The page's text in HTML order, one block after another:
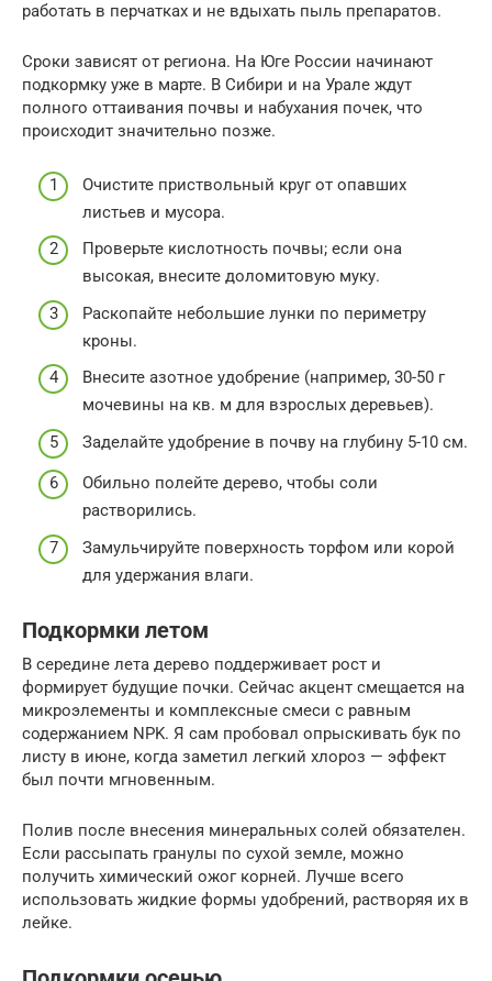
работать в перчатках и не вдыхать пыль препаратов.
Сроки зависят от региона. На Юге России начинают
подкормку уже в марте. В Сибири и на Урале ждут
полного оттаивания почвы и набухания почек, что
происходит значительно позже.
Очистите приствольный круг от опавших
листьев и мусора.
Проверьте кислотность почвы; если она
высокая, внесите доломитовую муку.
Раскопайте небольшие лунки по периметру
кроны.
Внесите азотное удобрение (например, 30-50 г
мочевины на кв. м для взрослых деревьев).
Заделайте удобрение в почву на глубину 5-10 см.
Обильно полейте дерево, чтобы соли
растворились.
Замульчируйте поверхность торфом или корой
для удержания влаги.
Подкормки летом
В середине лета дерево поддерживает рост и
формирует будущие почки. Сейчас акцент смещается на
микроэлементы и комплексные смеси с равным
содержанием NPK. Я сам пробовал опрыскивать бук по
листу в июне, когда заметил легкий хлороз — эффект
был почти мгновенным.
Полив после внесения минеральных солей обязателен.
Если рассыпать гранулы по сухой земле, можно
получить химический ожог корней. Лучше всего
использовать жидкие формы удобрений, растворяя их в
лейке.